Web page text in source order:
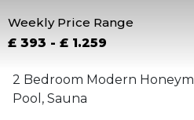
Weekly Price Range
£ 393 - £ 1.259
2 Bedroom Modern
Pool, Sauna